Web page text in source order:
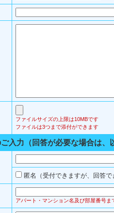
ファイルサイズの上限は10MBです
ファイルは3つまで添付ができます
入力（回答が必要な場合は、
匿名（受付できますが、回答で
アパート・マンション名及び部屋番号ま